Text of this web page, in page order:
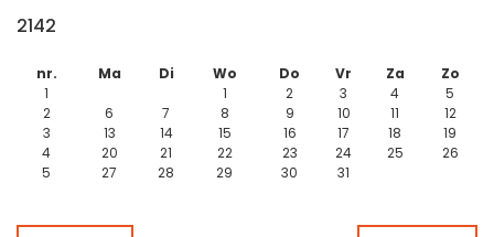
2142
nr. Ma Di Wo Do Vr Za
Zo
1
1 2 3 4
5
2
6 7 8 9 10 11
12
3
13 14 15 16 17 18
19
4
20 21 22 23 24 25
26
5
27 28 29 30 31